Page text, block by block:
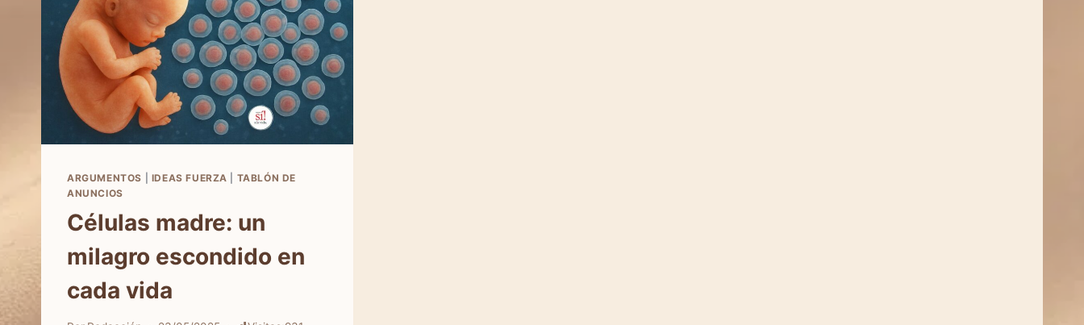
ARGUMENTOS IDEAS FUERZA
TABLÓN DE
ANUNCIOS
Células madre: un
milagro escondido en
cada vida